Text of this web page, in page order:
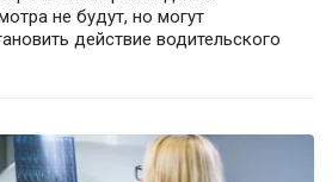
не будут, но могут
действие водительского